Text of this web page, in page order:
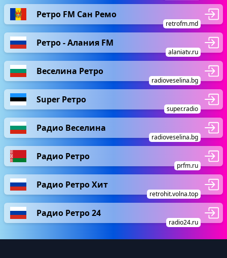
Ретро FM Сан Ремо
retrofm.md
Ретро - Алания FM
alaniatv.ru
Веселина Ретро
radioveselina.bg
Super Ретро
super.radio
Радио Веселина
radioveselina.bg
Радио Ретро
prfm.ru
Радио Ретро Хит
retrohit.volna.top
Радио Ретро 24
radio24.ru